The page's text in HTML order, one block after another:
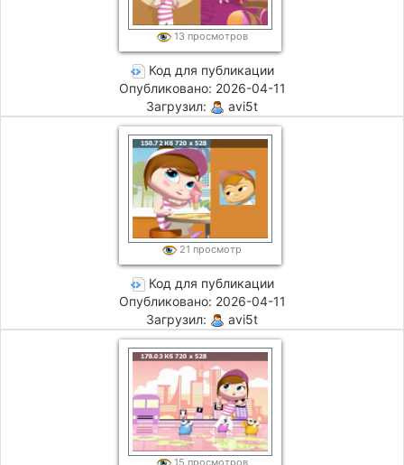
13 просмотров
Код для публикации
Опубликовано: 2026-04-11
Загрузил:
avi5t
21 просмотр
Код для публикации
Опубликовано: 2026-04-11
Загрузил:
avi5t
15 просмотров